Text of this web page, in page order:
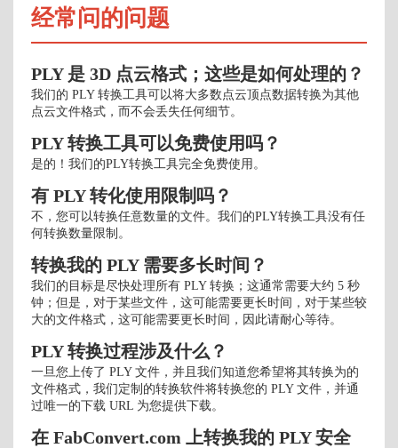
经常问的问题
PLY 是 3D 点云格式；这些是如何处理的？
我们的 PLY 转换工具可以将大多数点云顶点数据转换为其他
点云文件格式，而不会丢失任何细节。
PLY 转换工具可以免费使用吗？
是的！我们的PLY转换工具完全免费使用。
有 PLY 转化使用限制吗？
不，您可以转换任意数量的文件。我们的PLY转换工具没有任
何转换数量限制。
转换我的 PLY 需要多长时间？
我们的目标是尽快处理所有 PLY 转换；这通常需要大约 5 秒
钟；但是，对于某些文件，这可能需要更长时间，对于某些较
大的文件格式，这可能需要更长时间，因此请耐心等待。
PLY 转换过程涉及什么？
一旦您上传了 PLY 文件，并且我们知道您希望将其转换为的
文件格式，我们定制的转换软件将转换您的 PLY 文件，并通
过唯一的下载 URL 为您提供下载。
在 FabConvert.com 上转换我的 PLY 安全